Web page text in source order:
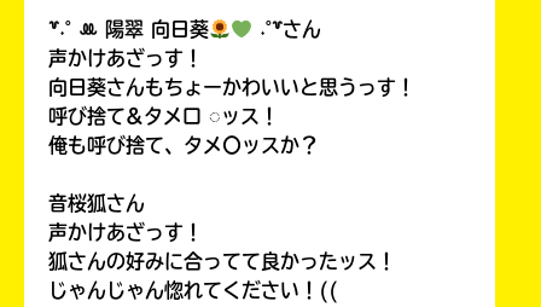
꒷˖˚ ꔛ‬ 陽翠 向日葵
˖˚꒷さん
声かけあざっす！
向日葵さんもちょーかわいいと思うっす！
呼び捨て&タメ口 ◌ッス！
俺も呼び捨て、タメ〇ッスか？
音桜狐さん
声かけあざっす！
狐さんの好みに合ってて良かったッス！
じゃんじゃん惚れてください！((